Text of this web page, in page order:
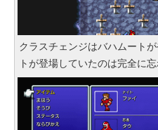
クラスチェンジはバハムート
トが登場していたのは完全に